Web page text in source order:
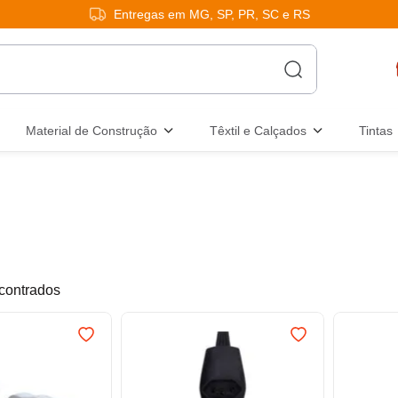
Entregas em MG, SP, PR, SC e RS
Material de Construção Têxtil e Calçados Tintas